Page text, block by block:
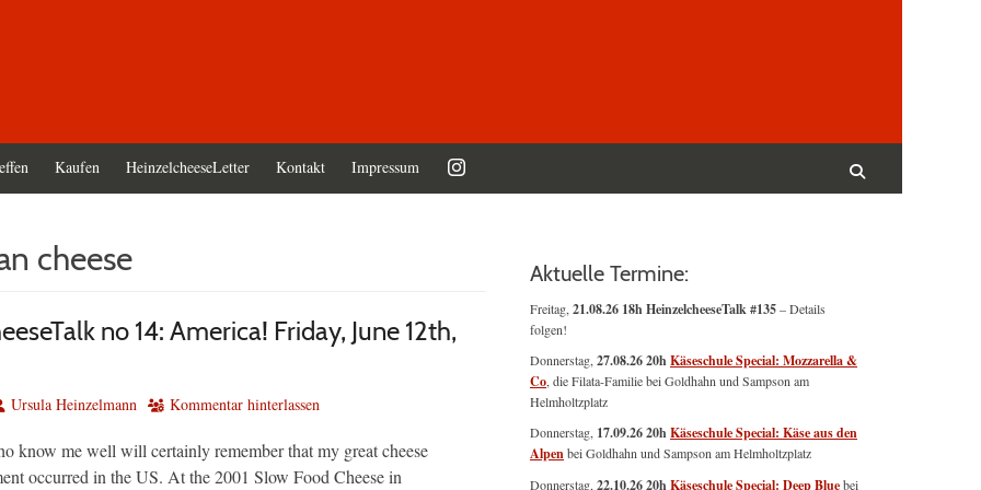
Kaufen HeinzelcheeseLetter Kontakt Impressum
cheese
no 14: America! Friday, June 12th,
Ursula Heinzelmann Kommentar hinterlassen
know me well will certainly remember that my great cheese
occurred in the US. At the 2001 Slow Food Cheese in
Aktuelle Termine:
Freitag, 21.08.26 18h HeinzelcheeseTalk #135– Details
folgen!
Donnerstag, 27.08.26 20hKäseschule Special: Mozzarella &
Co , die Filata-Familie bei Goldhahn und Sampson am
Helmholtzplatz
Donnerstag, 17.09.26 20hKäseschule Special: Käse aus den
Alpenbei Goldhahn und Sampson am Helmholtzplatz
Donnerstag, 22.10.26 20hKäseschule Special: Deep Bluebei